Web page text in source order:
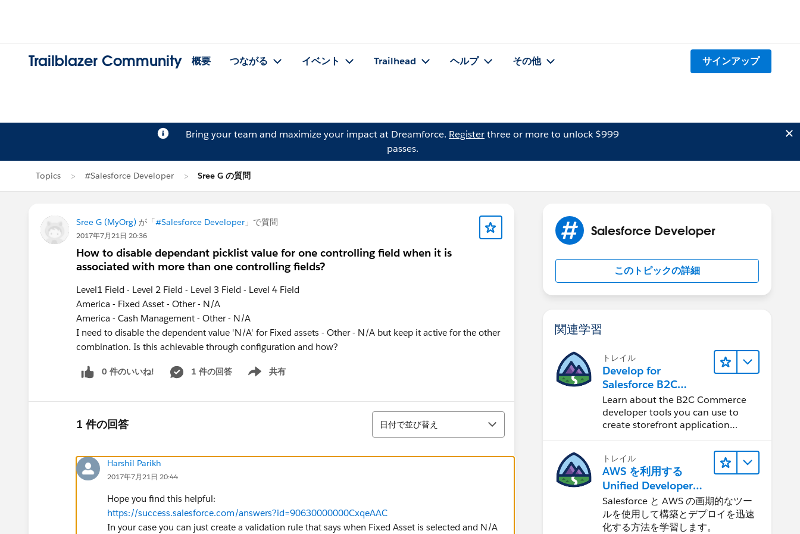
Trailblazer Community 概要 つながる イベント Trailhead ヘルプ その他 サインアップ
Bring your team and maximize your impact at Dreamforce. Registerthree or more to unlock $999
passes.
Topics #Salesforce Developer Sree G の質問
Sree G (MyOrg) が「#Salesforce Developer 」で質問
2017年7月21日 20:36
How to disable dependant picklist value for one controlling field when it is
associated with more than one controlling fields?
Level1 Field - Level 2 Field - Level 3 Field - Level 4 Field
America - Fixed Asset - Other - N/A
America - Cash Management - Other - N/A
I need to disable the dependent value 'N/A' for Fixed assets - Other - N/A but keep it active for the other
combination. Is this achievable through configuration and how?
0 件のいいね! 1 件の回答 共有
Show menu
1 件の回答
並び替え
日付で並び替え
Harshil Parikh
2017年7月21日 20:44
Hope you find this helpful:
https://success.salesforce.com/answers?id=90630000000CxqeAAC
In your case you can just create a validation rule that says when Fixed Asset is selected and N/A
Salesforce Developer
このトピックの詳細
関連学習
トレイル
Develop for
Salesforce B2C
Commerce
Learn about the B2C Commerce
developer tools you can use to
create storefront application
トレイル
AWS を利用する
Unified Developer
Experience について
学ぶ
Salesforce と AWS の画期的なツー
ルを使用して構築とデプロイを迅速
化する方法を学習します。